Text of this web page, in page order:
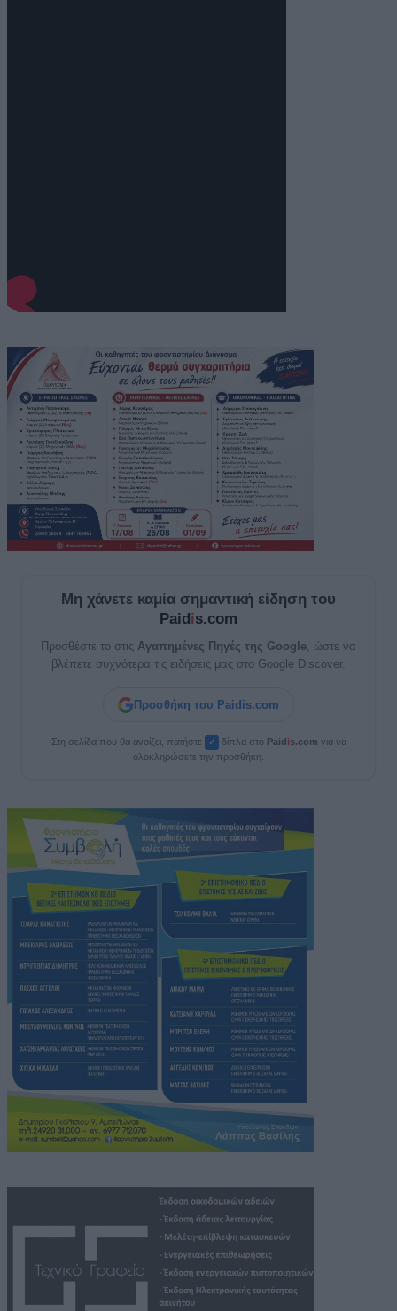
Μη χάνετε καμία σημαντική είδηση του
Paidis.com
Προσθέστε το στις Αγαπημένες Πηγές της Google, ώστε να
βλέπετε συχνότερα τις ειδήσεις μας στο Google Discover.
Προσθήκη του Paidis.com
Στη σελίδα που θα ανοίξει, πατήστε ✓ δίπλα στο Paidis.com για να
ολοκληρώσετε την προσθήκη.